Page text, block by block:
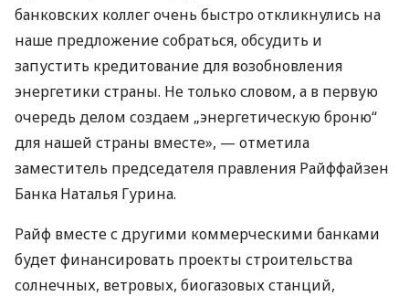
банковских коллег очень быстро откликнулись на
наше предложение собраться, обсудить и
запустить кредитование для возобновления
энергетики страны. Не только словом, а в первую
очередь делом создаем „энергетическую броню“
для нашей страны вместе», — отметила
заместитель председателя правления Райффайзен
Банка Наталья Гурина.
Райф вместе с другими коммерческими банками
будет финансировать проекты строительства
солнечных, ветровых, биогазовых станций,